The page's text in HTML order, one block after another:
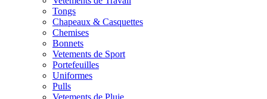
Tongs
Chapeaux & Casquettes
Chemises
Bonnets
Vetements de Sport
Portefeuilles
Uniformes
Pulls